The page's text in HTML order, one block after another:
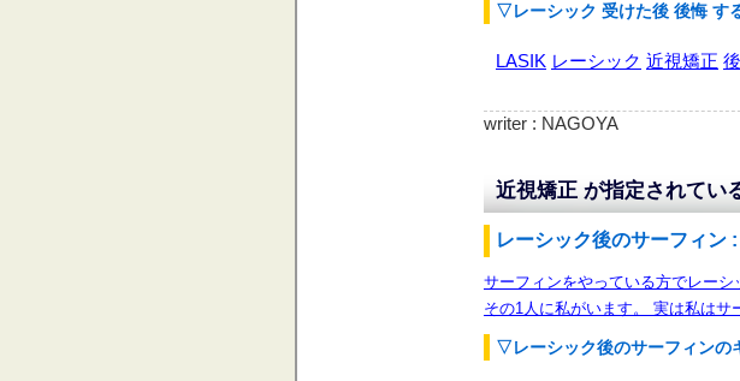
▽レーシック 受けた後 後悔 す
LASIK レーシック 近視矯正
writer : NAGOYA
近視矯正 が指定されてい
レーシック後のサーフィン :
サーフィンをやっている方でレーシ
その1人に私がいます。 実は私はサ
▽レーシック後のサーフィンの